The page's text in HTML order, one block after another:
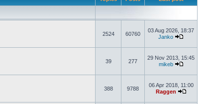
2524 60760
03 Aug 2026, 18:37
Janko
39 277
29 Nov 2013, 15:45
mikeb
388 9788
06 Apr 2018, 11:00
Raggen